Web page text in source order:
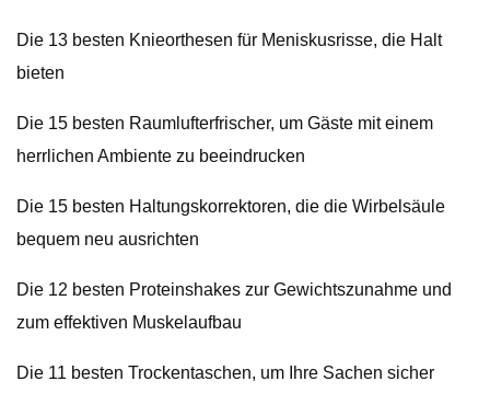
Die 13 besten Knieorthesen für Meniskusrisse, die Halt
bieten
Die 15 besten Raumlufterfrischer, um Gäste mit einem
herrlichen Ambiente zu beeindrucken
Die 15 besten Haltungskorrektoren, die die Wirbelsäule
bequem neu ausrichten
Die 12 besten Proteinshakes zur Gewichtszunahme und
zum effektiven Muskelaufbau
Die 11 besten Trockentaschen, um Ihre Sachen sicher